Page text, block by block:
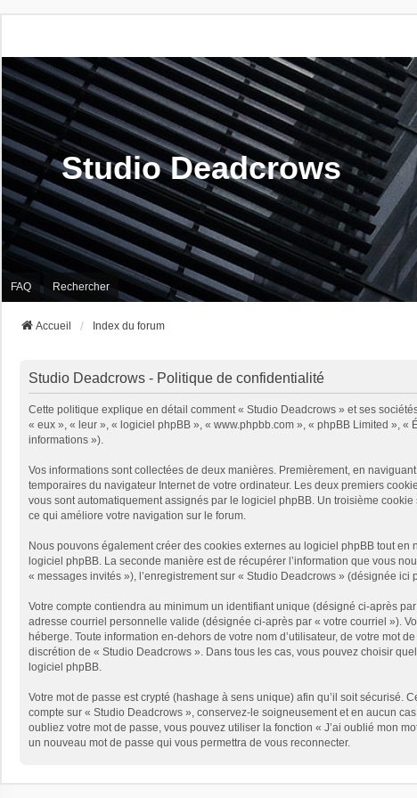
Studio Deadcrows
FAQ Rechercher
Accueil Index du forum
Studio Deadcrows - Politique de confidentialité
Cette politique explique en détail comment « Studio Deadcrows » et ses
« eux », « leur », « logiciel phpBB », « www.phpbb.com », « phpBB Limited »,
informations »).
Vos informations sont collectées de deux manières. Premièrement, en
temporaires du navigateur Internet de votre ordinateur. Les deux premiers
vous sont automatiquement assignés par le logiciel phpBB. Un troisième
ce qui améliore votre navigation sur le forum.
Nous pouvons également créer des cookies externes au logiciel phpBB tout
logiciel phpBB. La seconde manière est de récupérer l’information que vous
« messages invités »), l’enregistrement sur « Studio Deadcrows » (désignée
Votre compte contiendra au minimum un identifiant unique (désigné ci-après
adresse courriel personnelle valide (désignée ci-après par « votre courriel »).
héberge. Toute information en-dehors de votre nom d’utilisateur, de votre mot
discrétion de « Studio Deadcrows ». Dans tous les cas, vous pouvez choisir
logiciel phpBB.
Votre mot de passe est crypté (hashage à sens unique) afin qu’il soit sécurisé.
compte sur « Studio Deadcrows », conservez-le soigneusement et en aucun
oubliez votre mot de passe, vous pouvez utiliser la fonction « J’ai oublié mon
un nouveau mot de passe qui vous permettra de vous reconnecter.